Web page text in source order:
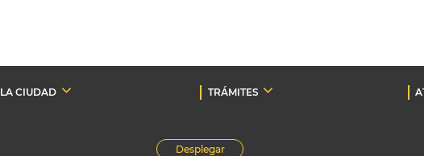
LA CIUDAD TRÁMITES
Desplegar